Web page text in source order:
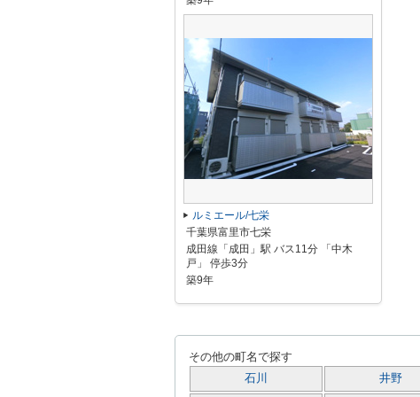
ルミエール/七栄
千葉県富里市七栄
成田線「成田」駅 バス11分 「中木
戸」 停歩3分
築9年
その他の町名で探す
石川 井野